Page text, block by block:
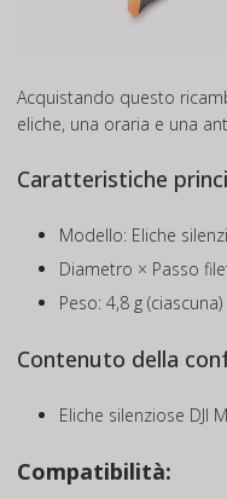
Acquistando questo
eliche, una oraria e una
Caratteristiche
Modello: Eliche
Diametro × Passo
Peso: 4,8 g (ciascuna)
Contenuto della
Eliche silenziose DJI
Compatibilità: